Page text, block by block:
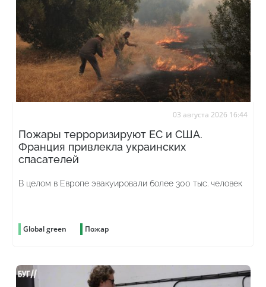
03 августа 2026 16:44
Пожары терроризируют ЕС и США.
Франция привлекла украинских
спасателей
В целом в Европе эвакуировали более 300 тыс. человек
Global green Пожар